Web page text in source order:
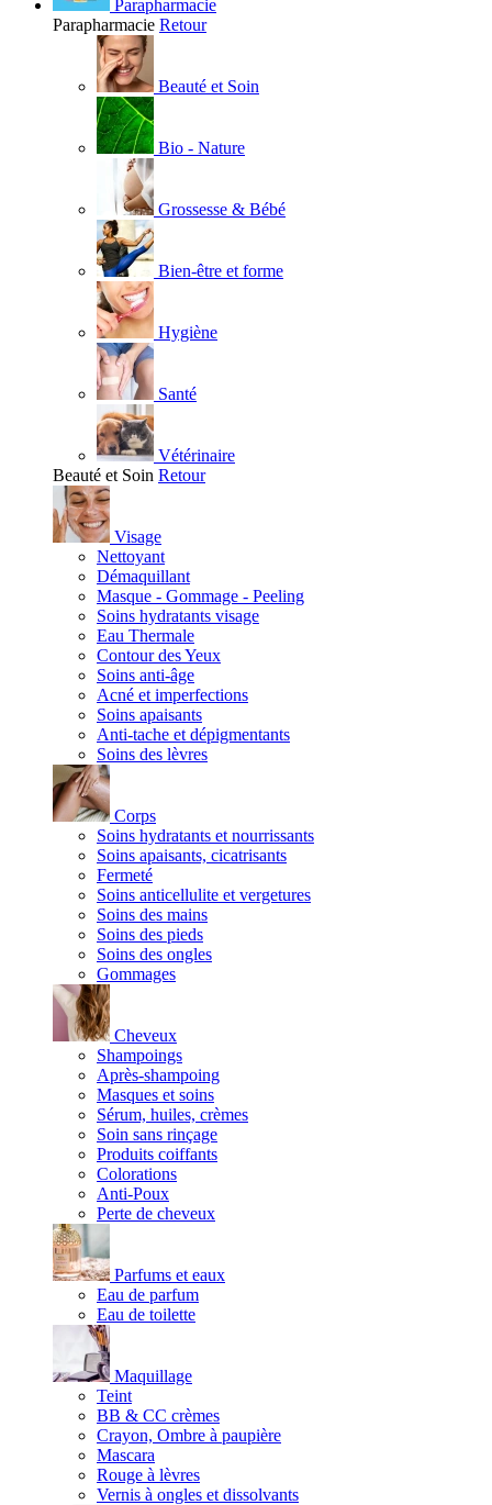
Parapharmacie
Parapharmacie Retour
Beauté et Soin
Bio - Nature
Grossesse & Bébé
Bien-être et forme
Hygiène
Santé
Vétérinaire
Beauté et Soin Retour
Visage
Nettoyant
Démaquillant
Masque - Gommage - Peeling
Soins hydratants visage
Eau Thermale
Contour des Yeux
Soins anti-âge
Acné et imperfections
Soins apaisants
Anti-tache et dépigmentants
Soins des lèvres
Corps
Soins hydratants et nourrissants
Soins apaisants, cicatrisants
Fermeté
Soins anticellulite et vergetures
Soins des mains
Soins des pieds
Soins des ongles
Gommages
Cheveux
Shampoings
Après-shampoing
Masques et soins
Sérum, huiles, crèmes
Soin sans rinçage
Produits coiffants
Colorations
Anti-Poux
Perte de cheveux
Parfums et eaux
Eau de parfum
Eau de toilette
Maquillage
Teint
BB & CC crèmes
Crayon, Ombre à paupière
Mascara
Rouge à lèvres
Vernis à ongles et dissolvants